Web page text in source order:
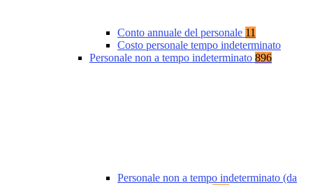
Conto annuale del personale 11
Costo personale tempo indeterminato
Personale non a tempo indeterminato 896
Personale non a tempo indeterminato (da